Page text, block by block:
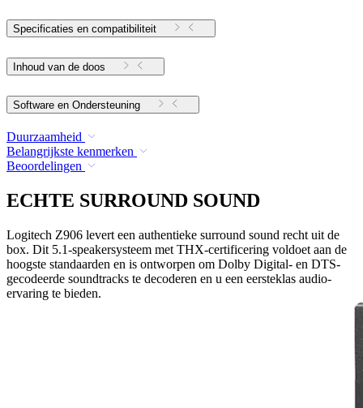
Specificaties en compatibiliteit
Inhoud van de doos
Software en Ondersteuning
Duurzaamheid
Belangrijkste kenmerken
Beoordelingen
ECHTE SURROUND SOUND
Logitech Z906 levert een authentieke surround sound recht uit de
box. Dit 5.1-speakersysteem met THX-certificering voldoet aan de
hoogste standaarden en is ontworpen om Dolby Digital- en DTS-
gecodeerde soundtracks te decoderen en u een eersteklas audio-
ervaring te bieden.